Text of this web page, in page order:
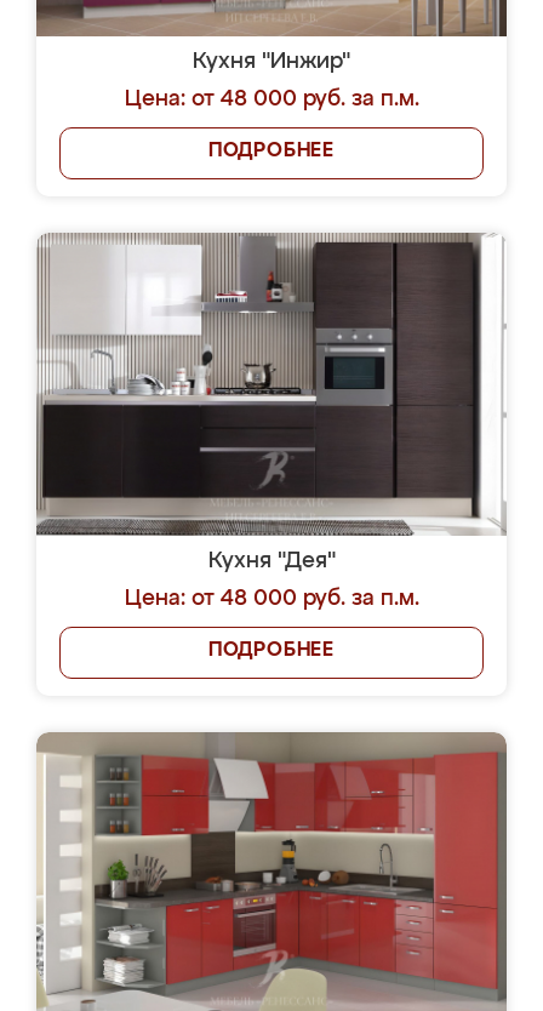
Кухня "Инжир"
Цена: от 48 000 руб. за п.м.
ПОДРОБНЕЕ
Кухня "Дея"
Цена: от 48 000 руб. за п.м.
ПОДРОБНЕЕ